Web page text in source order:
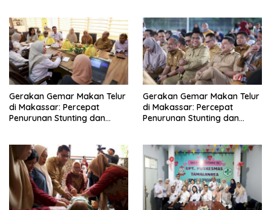
Gerakan Gemar Makan Telur
di Makassar: Percepat
Penurunan Stunting dan
Gerakan Gemar Makan Telur
di Makassar: Percepat
Penurunan Stunting dan